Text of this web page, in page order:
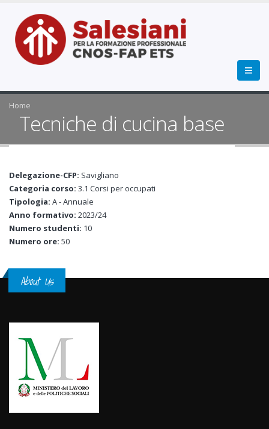
Home
Tecniche di cucina base
Delegazione-CFP: Savigliano
Categoria corso: 3.1 Corsi per occupati
Tipologia: A - Annuale
Anno formativo: 2023/24
Numero studenti: 10
Numero ore: 50
About Us